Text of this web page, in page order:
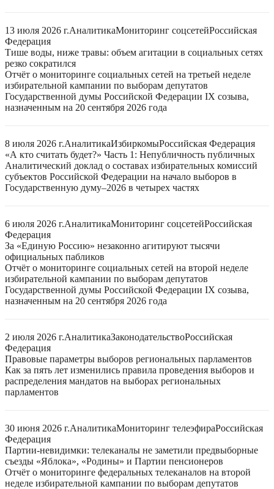
13 июля 2026 г.АналитикаМониторинг соцсетейРоссийская
Федерация
Тише воды, ниже травы: объем агитации в социальных сетях
резко сократился
Отчёт о мониторинге социальных сетей на третьей неделе
избирательной кампании по выборам депутатов
Государственной думы Российской Федерации IX созыва,
назначенным на 20 сентября 2026 года
8 июля 2026 г.АналитикаИзбиркомыРоссийская Федерация
«А кто считать будет?» Часть 1: Непубличность публичных
Аналитический доклад о составах избирательных комиссий
субъектов Российской Федерации на начало выборов в
Государственную думу–2026 в четырех частях
6 июля 2026 г.АналитикаМониторинг соцсетейРоссийская
Федерация
За «Единую Россию» незаконно агитируют тысячи
официальных пабликов
Отчёт о мониторинге социальных сетей на второй неделе
избирательной кампании по выборам депутатов
Государственной думы Российской Федерации IX созыва,
назначенным на 20 сентября 2026 года
2 июля 2026 г.АналитикаЗаконодательствоРоссийская
Федерация
Правовые параметры выборов региональных парламентов
Как за пять лет изменились правила проведения выборов и
распределения мандатов на выборах региональных
парламентов
30 июня 2026 г.АналитикаМониторинг телеэфираРоссийская
Федерация
Партии-невидимки: телеканалы не заметили предвыборные
съезды «Яблока», «Родины» и Партии пенсионеров
Отчёт о мониторинге федеральных телеканалов на второй
неделе избирательной кампании по выборам депутатов